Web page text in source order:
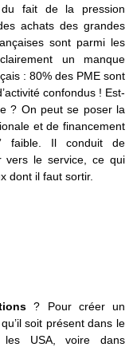
du fait de la pression
achats des grandes
sont parmi les
un manque
: 80% des PME sont
confondus ! Est-
? On peut se poser la
et de financement
faible. Il conduit de
vers le service, ce qui
dont il faut sortir.
? Pour créer un
soit présent dans le
USA, voire dans